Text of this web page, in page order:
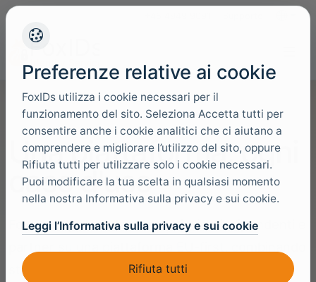
Una piattaforma, ogni
caso d'uso
FoxIDs supporta l'accesso di clienti, dipendenti e
standard aperti, protocol bridging, integrazione
Preferenze relative ai cookie
FoxIDs utilizza i cookie necessari per il
funzionamento del sito. Seleziona Accetta tutti per
consentire anche i cookie analitici che ci aiutano a
comprendere e migliorare l’utilizzo del sito, oppure
Rifiuta tutti per utilizzare solo i cookie necessari.
Puoi modificare la tua scelta in qualsiasi momento
nella nostra Informativa sulla privacy e sui cookie.
Leggi l’Informativa sulla privacy e sui cookie
Rifiuta tutti